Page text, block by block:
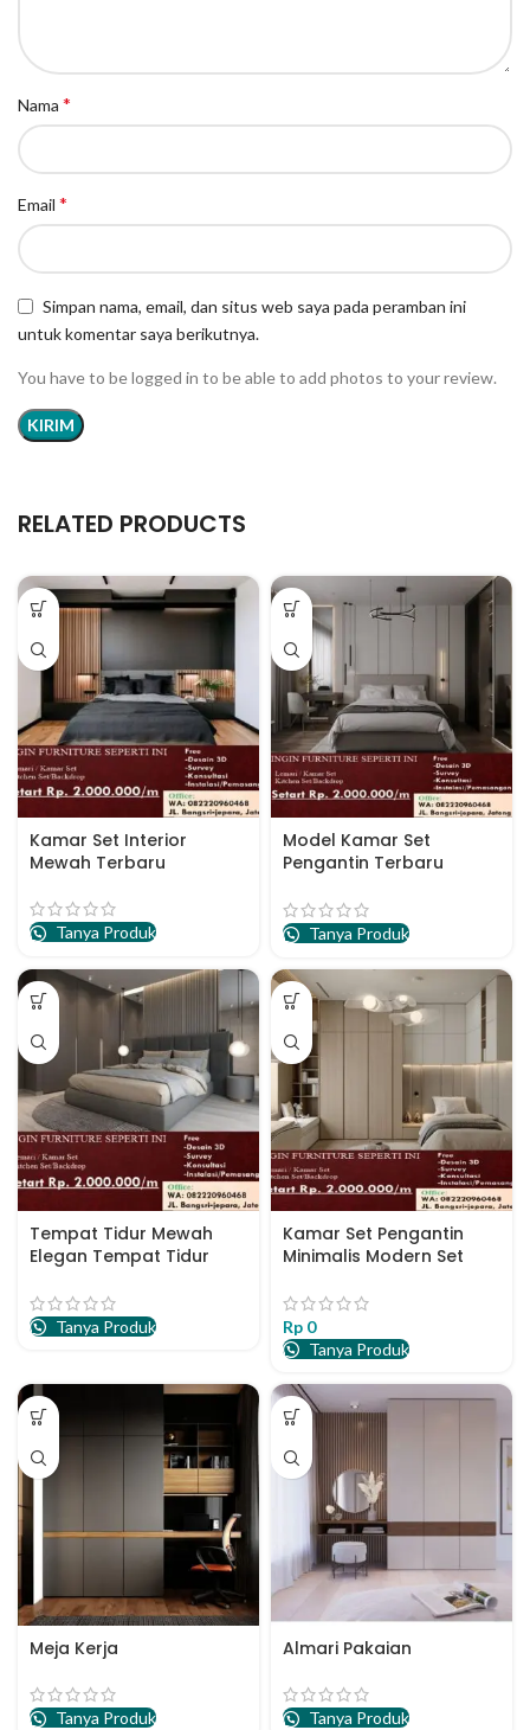
Nama *
Email *
Simpan nama, email, dan situs web saya pada peramban ini
untuk komentar saya berikutnya.
You have to be logged in to be able to add photos to your review.
RELATED PRODUCTS
Kamar Set Interior
Mewah Terbaru
Tanya Produk
Model Kamar Set
Pengantin Terbaru
Tanya Produk
Tempat Tidur Mewah
Elegan Tempat Tidur
Tanya Produk
Kamar Set Pengantin
Minimalis Modern Set
Rp 0
Tanya Produk
Meja Kerja
Tanya Produk
Almari Pakaian
Tanya Produk